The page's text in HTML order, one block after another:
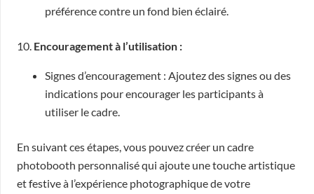
préférence contre un fond bien éclairé.
10. Encouragement à l’utilisation :
Signes d’encouragement : Ajoutez des signes ou des
indications pour encourager les participants à
utiliser le cadre.
En suivant ces étapes, vous pouvez créer un cadre
photobooth personnalisé qui ajoute une touche artistique
et festive à l’expérience photographique de votre